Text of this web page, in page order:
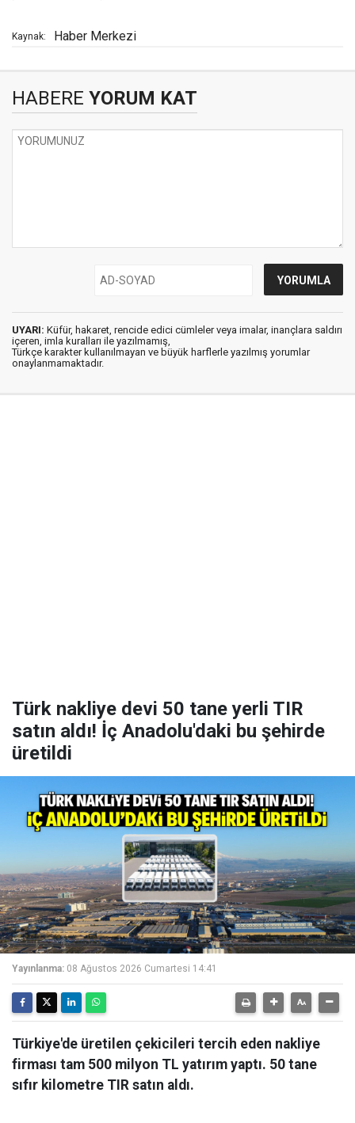
Kaynak: Haber Merkezi
HABERE YORUM KAT
UYARI: Küfür, hakaret, rencide edici cümleler veya imalar, inançlara saldırı
içeren, imla kuralları ile yazılmamış,
Türkçe karakter kullanılmayan ve büyük harflerle yazılmış yorumlar
onaylanmamaktadır.
Türk nakliye devi 50 tane yerli TIR
satın aldı! İç Anadolu'daki bu şehirde
üretildi
Yayınlanma: 08 Ağustos 2026 Cumartesi 14:41
Türkiye'de üretilen çekicileri tercih eden nakliye
firması tam 500 milyon TL yatırım yaptı. 50 tane
sıfır kilometre TIR satın aldı.